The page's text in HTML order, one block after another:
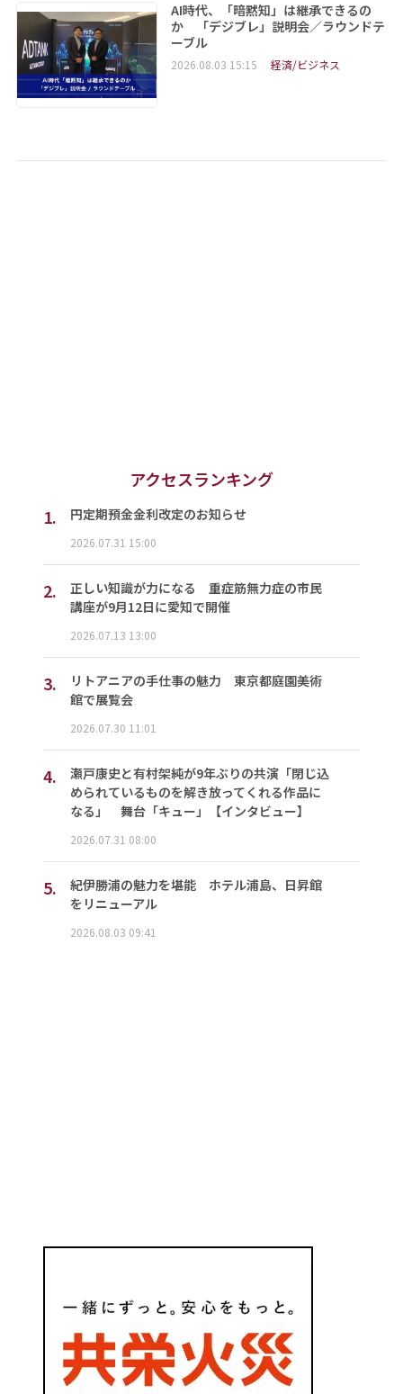
AI時代、「暗黙知」は継承できるの
か 「デジブレ」説明会／ラウンドテ
ーブル
2026.08.03 15:15 経済/ビジネス
アクセスランキング
1.
円定期預金金利改定のお知らせ
2026.07.31 15:00
2.
正しい知識が力になる 重症筋無力症の市民
講座が9月12日に愛知で開催
2026.07.13 13:00
3.
リトアニアの手仕事の魅力 東京都庭園美術
館で展覧会
2026.07.30 11:01
4.
瀬戸康史と有村架純が9年ぶりの共演「閉じ込
められているものを解き放ってくれる作品に
なる」 舞台「キュー」【インタビュー】
2026.07.31 08:00
5.
紀伊勝浦の魅力を堪能 ホテル浦島、日昇館
をリニューアル
2026.08.03 09:41